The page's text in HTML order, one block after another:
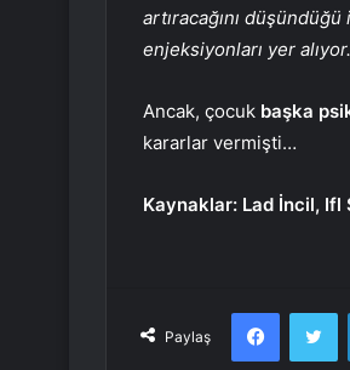
artıracağını
enjeksiyonları yer alıyor.
Ancak, çocuk başka
kararlar vermişti…
Kaynaklar: Lad İncil, Ifl
Paylaş